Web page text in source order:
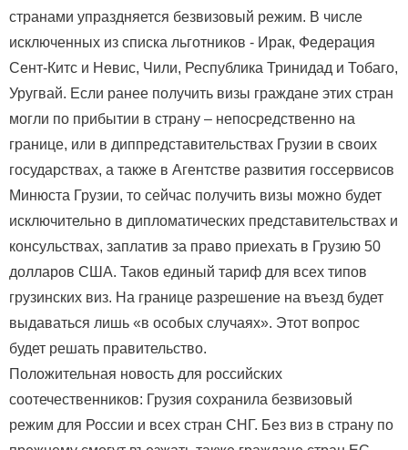
странами упраздняется безвизовый режим. В числе
исключенных из списка льготников - Ирак, Федерация
Сент-Китс и Невис, Чили, Республика Тринидад и Тобаго,
Уругвай. Если ранее получить визы граждане этих стран
могли по прибытии в страну – непосредственно на
границе, или в диппредставительствах Грузии в своих
государствах, а также в Агентстве развития госсервисов
Минюста Грузии, то сейчас получить визы можно будет
исключительно в дипломатических представительствах и
консульствах, заплатив за право приехать в Грузию 50
долларов США. Таков единый тариф для всех типов
грузинских виз. На границе разрешение на въезд будет
выдаваться лишь «в особых случаях». Этот вопрос
будет решать правительство.
Положительная новость для российских
соотечественников: Грузия сохранила безвизовый
режим для России и всех стран СНГ. Без виз в страну по